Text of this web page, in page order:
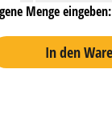
Menge
In den